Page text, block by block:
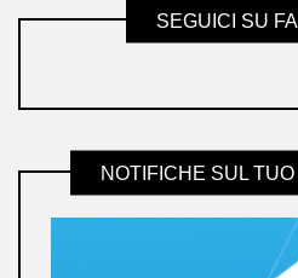
SEGUICI SU
NOTIFICHE SUL